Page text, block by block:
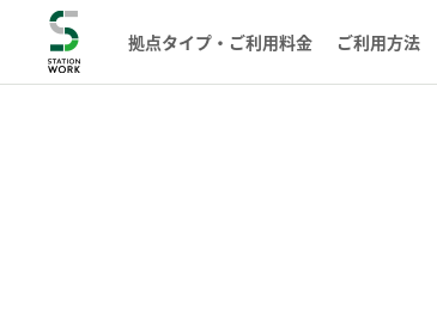
拠点タイプ・ご利用料金 ご利用方法